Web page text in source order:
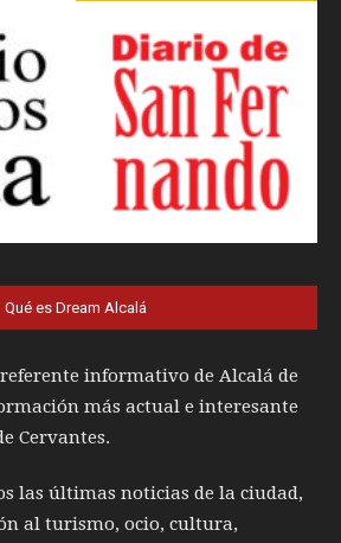
Qué es Dream Alcalá
informativo de Alcalá de
más actual e interesante
Cervantes.
las últimas noticias de la ciudad,
al turismo, ocio, cultura,